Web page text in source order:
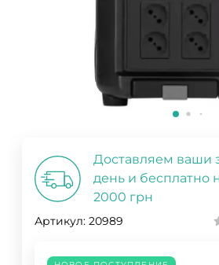
Доставляем ваши
день и бесплатно
2000 грн
Артикул: 20989